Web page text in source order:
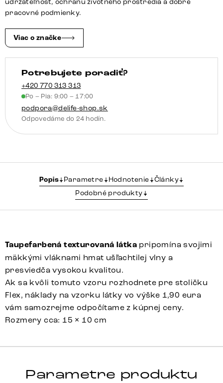
pracovné podmienky.
Viac o značke
Potrebujete poradiť?
+420 770 313 313
Po – Pia: 9:00 – 17:00
podpora@delife-shop.sk
Odpovedáme do 24 hodín.
Popis Parametre Hodnotenie
Články
Podobné produkty
Taupefarbená texturovaná látka pripomína svojimi
mäkkými vláknami hmat ušľachtilej vlny a
presviedča vysokou kvalitou.
Ak sa kvôli tomuto vzoru rozhodnete pre stoličku
Flex, náklady na vzorku látky vo výške 1,90 eura
vám samozrejme odpočítame z kúpnej ceny.
Rozmery cca: 15 × 10 cm
Parametre produktu